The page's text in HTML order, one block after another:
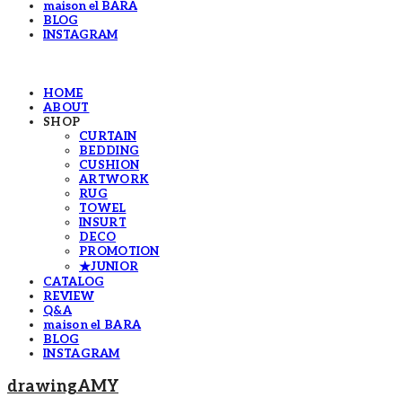
maison el BARA
BLOG
INSTAGRAM
HOME
ABOUT
SHOP
CURTAIN
BEDDING
CUSHION
ARTWORK
RUG
TOWEL
INSURT
DECO
PROMOTION
★JUNIOR
CATALOG
REVIEW
Q&A
maison el BARA
BLOG
INSTAGRAM
drawingAMY